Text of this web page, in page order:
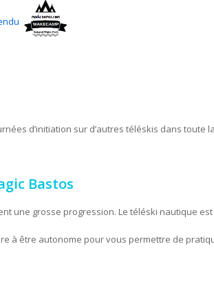
d’initiation sur d’autres téléskis dans toute
Bastos
une grosse progression. Le téléski nautique
à être autonome pour vous permettre de